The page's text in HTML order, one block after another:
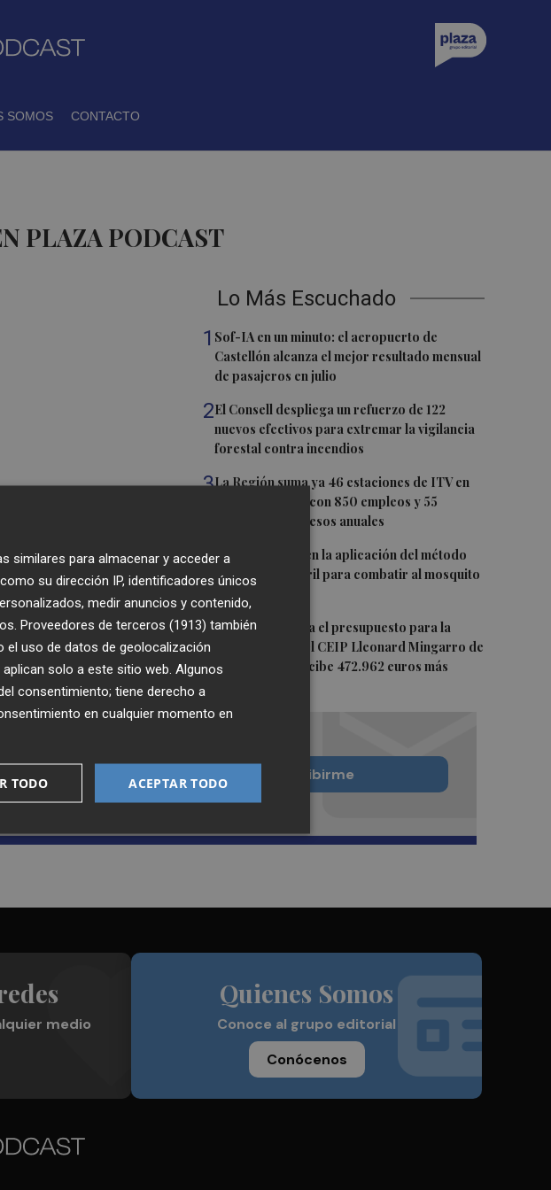
SOMOS CONTACTO
PLAZA PODCAST
Lo Más Escuchado
1 Sof-IA en un minuto: el aeropuerto de
Castellón alcanza el mejor resultado mensual
de pasajeros en julio
2El Consell despliega un refuerzo de 122
nuevos efectivos para extremar la vigilancia
forestal contra incendios
3La Región suma ya 46 estaciones de ITV en
funcionamiento con 850 empleos y 55
millones de ingresos anuales
4Castelló repite en la aplicación del método
del insecto estéril para combatir al mosquito
tigre
5El Consell amplía el presupuesto para la
construcción del CEIP Lleonard Mingarro de
la Vall d'Uixó: recibe 472.962 euros más
de
Quiero suscribirme
medio
Quienes Somos
Conoce al grupo editorial
Conócenos
para almacenar y acceder a
su dirección IP, identificadores únicos
medir anuncios y contenido,
Proveedores de terceros (1913) también
uso de datos de geolocalización
solo a este sitio web. Algunos
consentimiento; tiene derecho a
en cualquier momento en
ACEPTAR TODO
TODO